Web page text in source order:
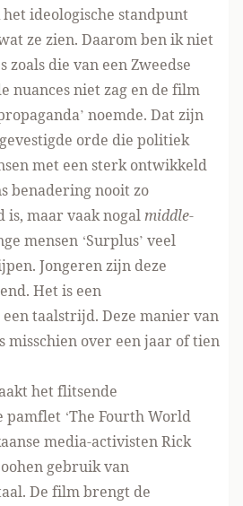
ideologische standpunt
ze zien. Daarom ben ik niet
die van een Zweedse
nuances niet zag en de film
noemde. Dat zijn
orde die politiek
met een sterk ontwikkeld
benadering nooit zo
is, maar vaak nogalmiddle-
mensen ‘Surplus’ veel
Jongeren zijn deze
Het is een
taalstrijd. Deze manier van
misschien over een jaar of tien
het flitsende
pamflet ‘The Fourth World
media-activisten Rick
gebruik van
De film brengt de